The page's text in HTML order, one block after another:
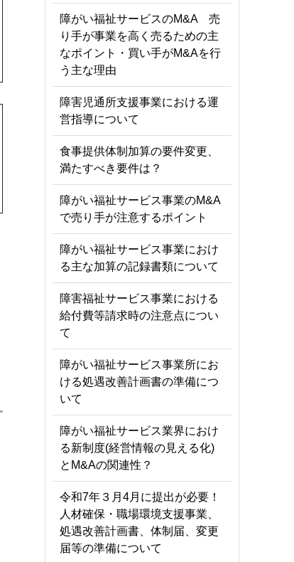
障がい福祉サービスのM&A 売
り手が事業を高く売るための主
なポイント・買い手がM&Aを行
う主な理由
障害児通所支援事業における運
営指導について
食事提供体制加算の要件変更、
満たすべき要件は？
障がい福祉サービス事業のM&A
で売り手が注意するポイント
障がい福祉サービス事業におけ
る主な加算の記録書類について
障害福祉サービス事業における
給付費等請求時の注意点につい
て
障がい福祉サービス事業所にお
ける処遇改善計画書の準備につ
いて
障がい福祉サービス業界におけ
る新制度(経営情報の見える化)
とM&Aの関連性？
令和7年３月4月に提出が必要！
人材確保・職場環境支援事業、
処遇改善計画書、体制届、変更
届等の準備について